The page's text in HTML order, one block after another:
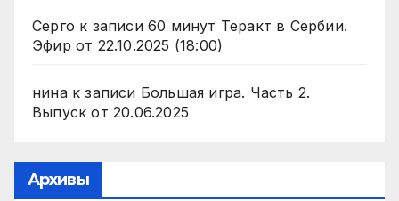
Серго к записи 60 минут Теракт в Сербии.
Эфир от 22.10.2025 (18:00)
нинак записи Большая игра. Часть 2.
Выпуск от 20.06.2025
Архивы